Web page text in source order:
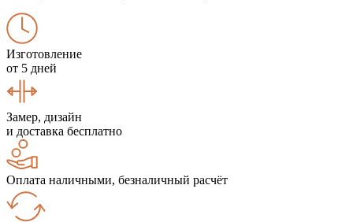
Изготовление
от 5 дней
Замер, дизайн
и доставка бесплатно
Оплата наличными, безналичный расчёт